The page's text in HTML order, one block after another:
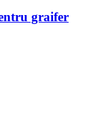
graifer